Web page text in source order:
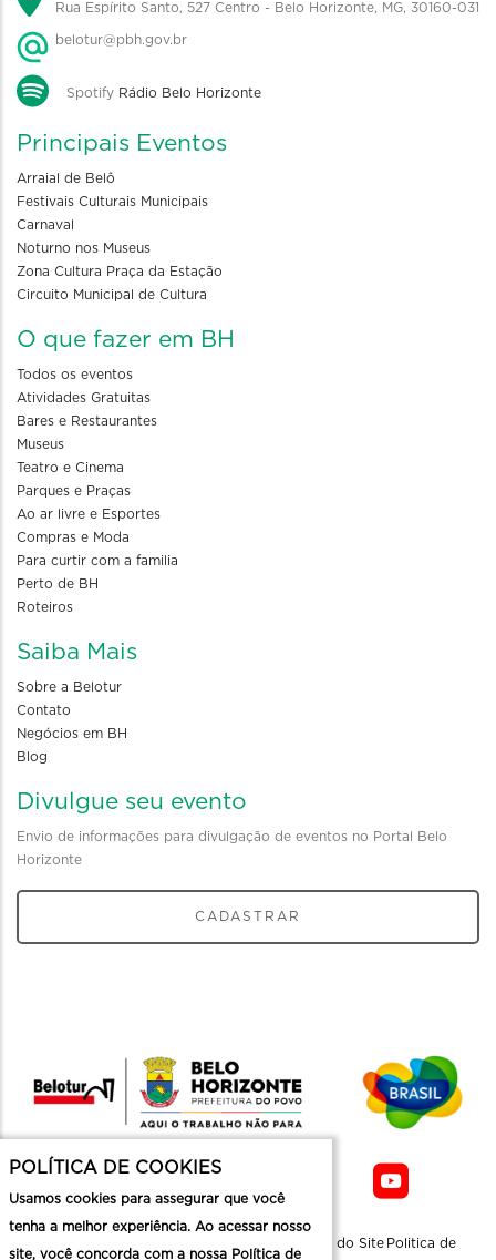
Rua Espírito Santo, 527 Centro - Belo Horizonte, MG, 30160-031
belotur@pbh.gov.br
Spotify Rádio Belo Horizonte
Principais Eventos
Arraial de Belô
Festivais Culturais Municipais
Carnaval
Noturno nos Museus
Zona Cultura Praça da Estação
Circuito Municipal de Cultura
O que fazer em BH
Todos os eventos
Atividades Gratuitas
Bares e Restaurantes
Museus
Teatro e Cinema
Parques e Praças
Ao ar livre e Esportes
Compras e Moda
Para curtir com a familia
Perto de BH
Roteiros
Saiba Mais
Sobre a Belotur
Contato
Negócios em BH
Blog
Divulgue seu evento
Envio de informações para divulgação de eventos no Portal Belo
Horizonte
CADASTRAR
Mapa do Site Politica de
POLÍTICA DE COOKIES
Usamos cookies para assegurar que você
tenha a melhor experiência. Ao acessar nosso
site, você concorda com a nossa Política de